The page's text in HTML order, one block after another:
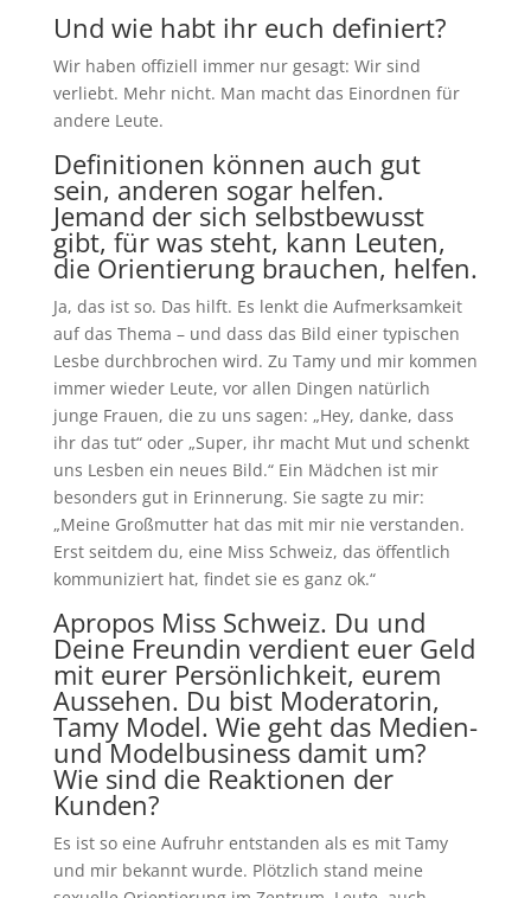
Und wie habt ihr euch definiert?
Wir haben offiziell immer nur gesagt: Wir sind
verliebt. Mehr nicht. Man macht das Einordnen für
andere Leute.
Definitionen können auch gut
sein, anderen sogar helfen.
Jemand der sich selbstbewusst
gibt, für was steht, kann Leuten,
die Orientierung brauchen, helfen.
Ja, das ist so. Das hilft. Es lenkt die Aufmerksamkeit
auf das Thema – und dass das Bild einer typischen
Lesbe durchbrochen wird. Zu Tamy und mir kommen
immer wieder Leute, vor allen Dingen natürlich
junge Frauen, die zu uns sagen: „Hey, danke, dass
ihr das tut“ oder „Super, ihr macht Mut und schenkt
uns Lesben ein neues Bild.“ Ein Mädchen ist mir
besonders gut in Erinnerung. Sie sagte zu mir:
„Meine Großmutter hat das mit mir nie verstanden.
Erst seitdem du, eine Miss Schweiz, das öffentlich
kommuniziert hat, findet sie es ganz ok.“
Apropos Miss Schweiz. Du und
Deine Freundin verdient euer Geld
mit eurer Persönlichkeit, eurem
Aussehen. Du bist Moderatorin,
Tamy Model. Wie geht das Medien-
und Modelbusiness damit um?
Wie sind die Reaktionen der
Kunden?
Es ist so eine Aufruhr entstanden als es mit Tamy
und mir bekannt wurde. Plötzlich stand meine